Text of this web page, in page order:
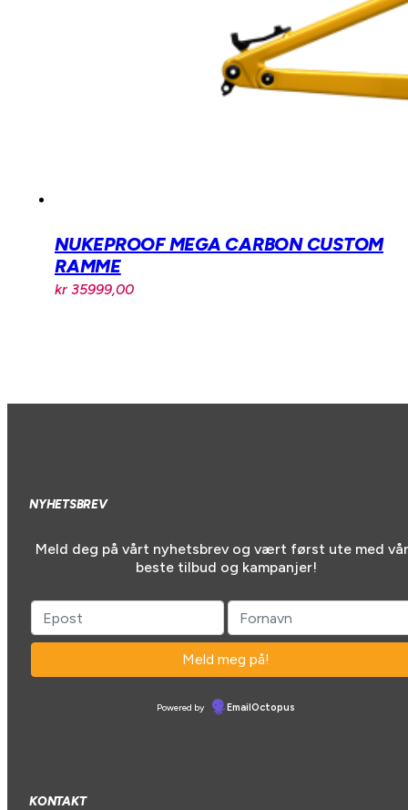
NUKEPROOF MEGA CARBON CUSTOM
RAMME
kr 35999,00
NYHETSBREV
Meld deg på vårt nyhetsbrev og vært først ute med
beste tilbud og kampanjer!
Powered by EmailOctopus
KONTAKT